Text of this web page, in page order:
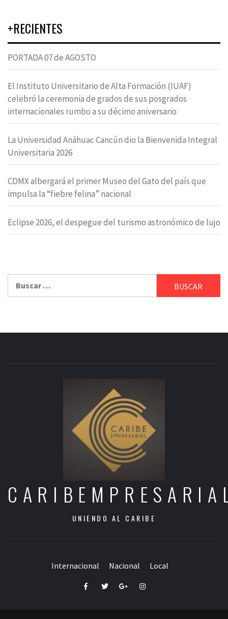
+RECIENTES
PORTADA 07 de AGOSTO
El Instituto Universitario de Alta Formación (IUAF)
celebró la ceremonia de grados de sus posgrados
internacionales rumbo a su décimo aniversario
La Universidad Anáhuac Cancún dio la Bienvenida Integral
Universitaria 2026
CDMX albergará el primer Museo del Gato del país que
impulsa la “fiebre felina” nacional
Eclipse 2026, el despegue del turismo astronómico de lujo
UNIENDO AL CARIBE
Internacional Nacional Local
FacebookTwitterGoogle+Instagram